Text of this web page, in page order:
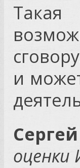
Такая
и